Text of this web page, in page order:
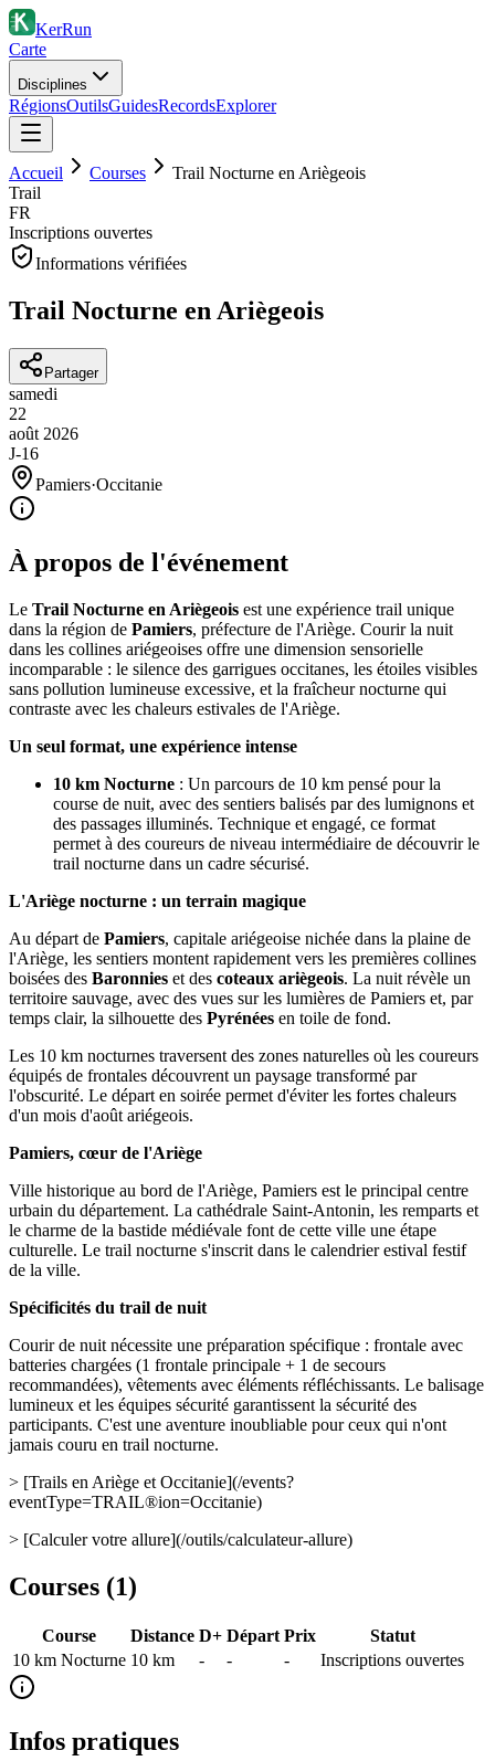
KerRun
Carte
Disciplines
RégionsOutilsGuidesRecordsExplorer
Accueil Courses
Trail Nocturne en Ariègeois
Trail
FR
Inscriptions ouvertes
Informations vérifiées
Trail Nocturne en Ariègeois
Partager
samedi
22
août 2026
J-16
Pamiers·Occitanie
À propos de l'événement
Le Trail Nocturne en Ariègeois est une expérience trail unique
dans la région de Pamiers, préfecture de l'Ariège. Courir la nuit
dans les collines ariégeoises offre une dimension sensorielle
incomparable : le silence des garrigues occitanes, les étoiles visibles
sans pollution lumineuse excessive, et la fraîcheur nocturne qui
contraste avec les chaleurs estivales de l'Ariège.
Un seul format, une expérience intense
10 km Nocturne : Un parcours de 10 km pensé pour la
course de nuit, avec des sentiers balisés par des lumignons et
des passages illuminés. Technique et engagé, ce format
permet à des coureurs de niveau intermédiaire de découvrir le
trail nocturne dans un cadre sécurisé.
L'Ariège nocturne : un terrain magique
Au départ de Pamiers, capitale ariégeoise nichée dans la plaine de
l'Ariège, les sentiers montent rapidement vers les premières collines
boisées des Baronnies et des coteaux ariègeois. La nuit révèle un
territoire sauvage, avec des vues sur les lumières de Pamiers et, par
temps clair, la silhouette des Pyrénées en toile de fond.
Les 10 km nocturnes traversent des zones naturelles où les coureurs
équipés de frontales découvrent un paysage transformé par
l'obscurité. Le départ en soirée permet d'éviter les fortes chaleurs
d'un mois d'août ariégeois.
Pamiers, cœur de l'Ariège
Ville historique au bord de l'Ariège, Pamiers est le principal centre
urbain du département. La cathédrale Saint-Antonin, les remparts et
le charme de la bastide médiévale font de cette ville une étape
culturelle. Le trail nocturne s'inscrit dans le calendrier estival festif
de la ville.
Spécificités du trail de nuit
Courir de nuit nécessite une préparation spécifique : frontale avec
batteries chargées (1 frontale principale + 1 de secours
recommandées), vêtements avec éléments réfléchissants. Le balisage
lumineux et les équipes sécurité garantissent la sécurité des
participants. C'est une aventure inoubliable pour ceux qui n'ont
jamais couru en trail nocturne.
> [Trails en Ariège et Occitanie](/events?
eventType=TRAIL®ion=Occitanie)
> [Calculer votre allure](/outils/calculateur-allure)
Courses (1)
Course Distance D+ Départ Prix
Statut
10 km Nocturne 10 km - - - Inscriptions ouvertes
Infos pratiques